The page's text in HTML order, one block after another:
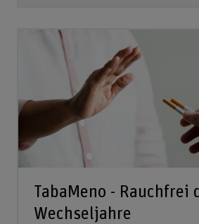
TabaMeno - Rauchfrei
Wechseljahre